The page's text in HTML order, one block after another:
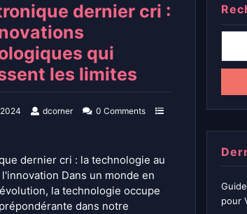
dernier cri :
qui
les limites
dcorner
0 Comments
dernier cri : la technologie au
Dans un monde en
la technologie occupe
dans notre
pour